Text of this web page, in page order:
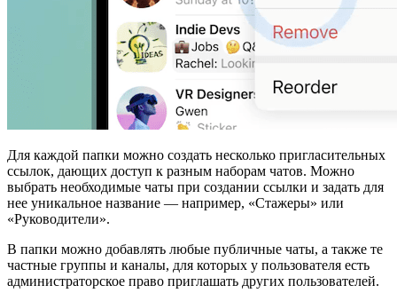
Для каждой папки можно создать несколько пригласительных
ссылок, дающих доступ к разным наборам чатов. Можно
выбрать необходимые чаты при создании ссылки и задать для
нее уникальное название — например, «Стажеры» или
«Руководители».
В папки можно добавлять любые публичные чаты, а также те
частные группы и каналы, для которых у пользователя есть
администраторское право приглашать других пользователей.